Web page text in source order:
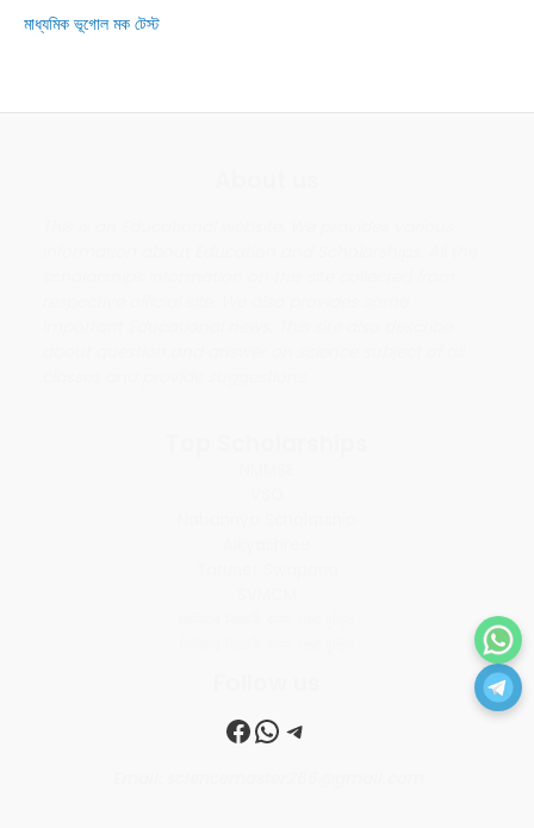
মাধ্যমিক ভূগোল মক টেস্ট
Facebook
WhatsApp
Telegram